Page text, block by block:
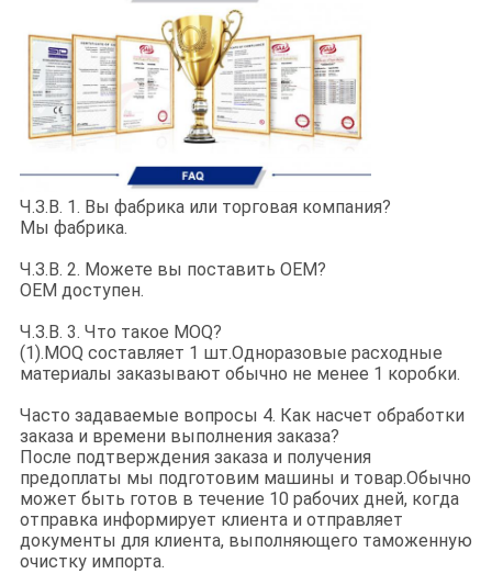
Ч.З.В. 1. Вы фабрика или торговая компания?
Мы фабрика.
Ч.З.В. 2. Можете вы поставить OEM?
OEM доступен.
Ч.З.В. 3. Что такое MOQ?
(1).MOQ составляет 1 шт.Одноразовые расходные
материалы заказывают обычно не менее 1 коробки.
Часто задаваемые вопросы 4. Как насчет обработки
заказа и времени выполнения заказа?
После подтверждения заказа и получения
предоплаты мы подготовим машины и товар.Обычно
может быть готов в течение 10 рабочих дней, когда
отправка информирует клиента и отправляет
документы для клиента, выполняющего таможенную
очистку импорта.